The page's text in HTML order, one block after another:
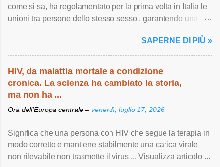
come si sa, ha regolamentato per la prima volta in Italia le
unioni tra persone dello stesso sesso , garantendo una
SAPERNE DI PIÙ »
HIV, da malattia mortale a condizione
cronica. La scienza ha cambiato la storia,
ma non ha ...
Ora dell'Europa centrale – venerdì, luglio 17, 2026
Significa che una persona con HIV che segue la terapia in
modo corretto e mantiene stabilmente una carica virale
non rilevabile non trasmette il virus ... Visualizza articolo ...